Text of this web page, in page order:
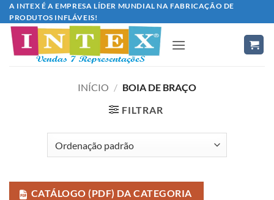
Skip
to
content
A INTEX É A EMPRESA LÍDER MUNDIAL NA FABRICAÇÃO DE
PRODUTOS INFLÁVEIS!
INÍCIO / BOIA DE BRAÇO
FILTRAR
CATÁLOGO (PDF) DA CATEGORIA